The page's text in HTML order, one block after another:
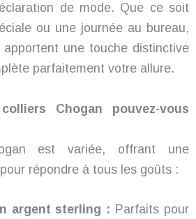
de mode. Que ce soit
ou une journée au bureau,
apportent une touche distinctive
parfaitement votre allure.
Chogan pouvez-vous
est variée, offrant une
répondre à tous les goûts :
argent sterling : Parfaits pour